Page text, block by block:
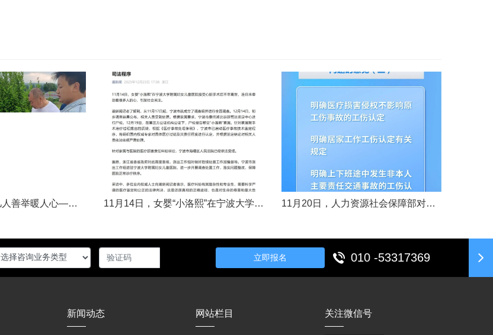
五一假日显担当凡人善举暖人心——渑池两名公职人员路遇车祸紧急施救2026年5月2日，五一假期期间，渑池县林业局职工范文杰、城管局职工关磊途经洛宁县景阳镇孙洞村时，偶遇一起交通事故。现场汽车与电动车相撞，骑行车主倒地受伤、头部流血，情况十分危急。危急时刻，二人毫不犹豫靠边停车，迅速上前查看伤情、安抚伤者，现场设置警戒防范二次事故，同步拨打120、110并联系伤者家属，全程坚守陪护、有序处置。直至家属...... 11月14日，女婴“小洛熙”在宁波大学附属妇女儿童医院接受心脏手术后不幸离世，连日来牵动着很多人的心，引发社会关注。记者了解到，从11月17日起，宁波市就成立了调查组并进行全面调查。12月14日，初步调查结果公布，相关人员受到处理。根据家属要求，宁波市委托湖北崇新司法鉴定中心进行尸检。12月19日，在第三方公证机构公证下，尸检报告移交“小洛熙”家属。针对家属就手术治疗过程提出的质疑，根据《医疗事故...... 11月20日，人力资源社会保障部对外发布关于执行《工伤保险条例》若干问题的意见（三），进一步解决工伤保险实践问题，更好保障职工和用人单位合法权益。意见（三）明确职工工伤医疗救治中受到医疗侵权、居家工作、上下班途中发生非本人主要责任交通事故等5类情形工伤认定及认定依据。其中包括：职工因工作原因受到事故伤害或患职业病，在治疗过程中，医疗机构的医疗侵权并不影响原工伤事故或职业病的工伤认定；按照单位安排居......
立即报名 010 -53317369
新闻动态 网站栏目 关注微信号